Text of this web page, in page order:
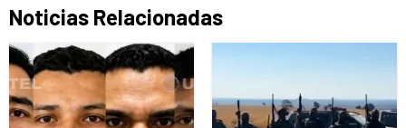
Noticias Relacionadas